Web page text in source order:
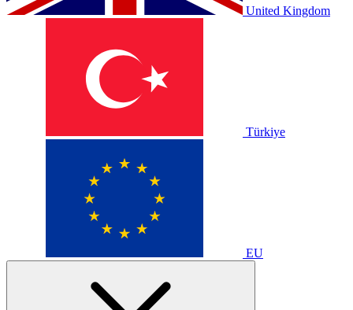
United Kingdom
Türkiye
EU